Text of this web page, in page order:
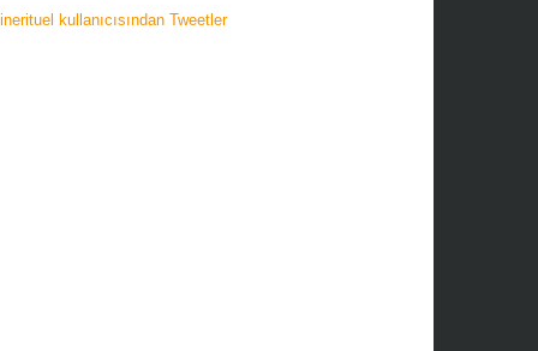
kullanıcısından Tweetler